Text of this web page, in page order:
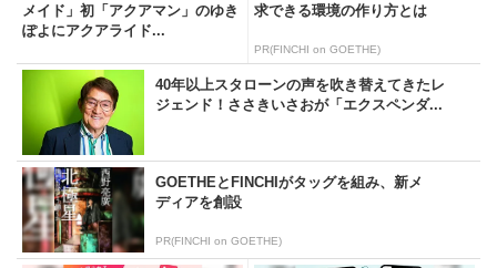
メイド」初「アクアマン」のゆき
ぽよにアクアライド...
求できる環境の作り方とは
PR(FINCHI on GOETHE)
40年以上スタローンの声を吹き替えてきたレ
ジェンド！ささきいさおが「エクスペンダ...
GOETHEとFINCHIがタッグを組み、新メ
ディアを創設
PR(FINCHI on GOETHE)